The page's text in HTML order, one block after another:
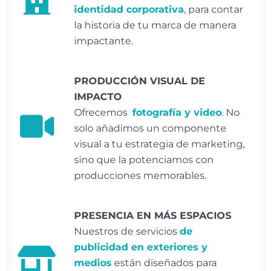
identidad corporativa, para contar
la historia de tu marca de manera
impactante.
PRODUCCIÓN VISUAL DE
IMPACTO
Ofrecemos fotografía y video.No
solo añadimos un componente
visual a tu estrategia de marketing,
sino que la potenciamos con
producciones memorables.
PRESENCIA EN MÁS ESPACIOS
Nuestros de servicios de
publicidad en exteriores y
medios están diseñados para